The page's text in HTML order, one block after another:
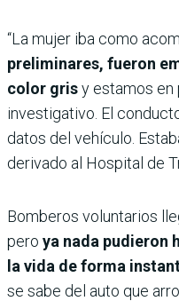
“La mujer iba como
preliminares, fueron
color grisy estamos
investigativo. El
datos del vehículo.
derivado al Hospital de
Bomberos voluntarios
pero ya nada pudieron
la vida de forma
se sabe del auto que